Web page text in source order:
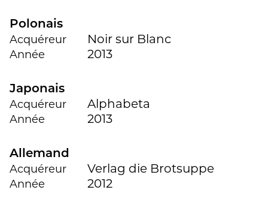
Polonais
Acquéreur Noir sur Blanc
Année 2013
Japonais
Acquéreur Alphabeta
Année 2013
Allemand
Acquéreur Verlag die Brotsuppe
Année 2012